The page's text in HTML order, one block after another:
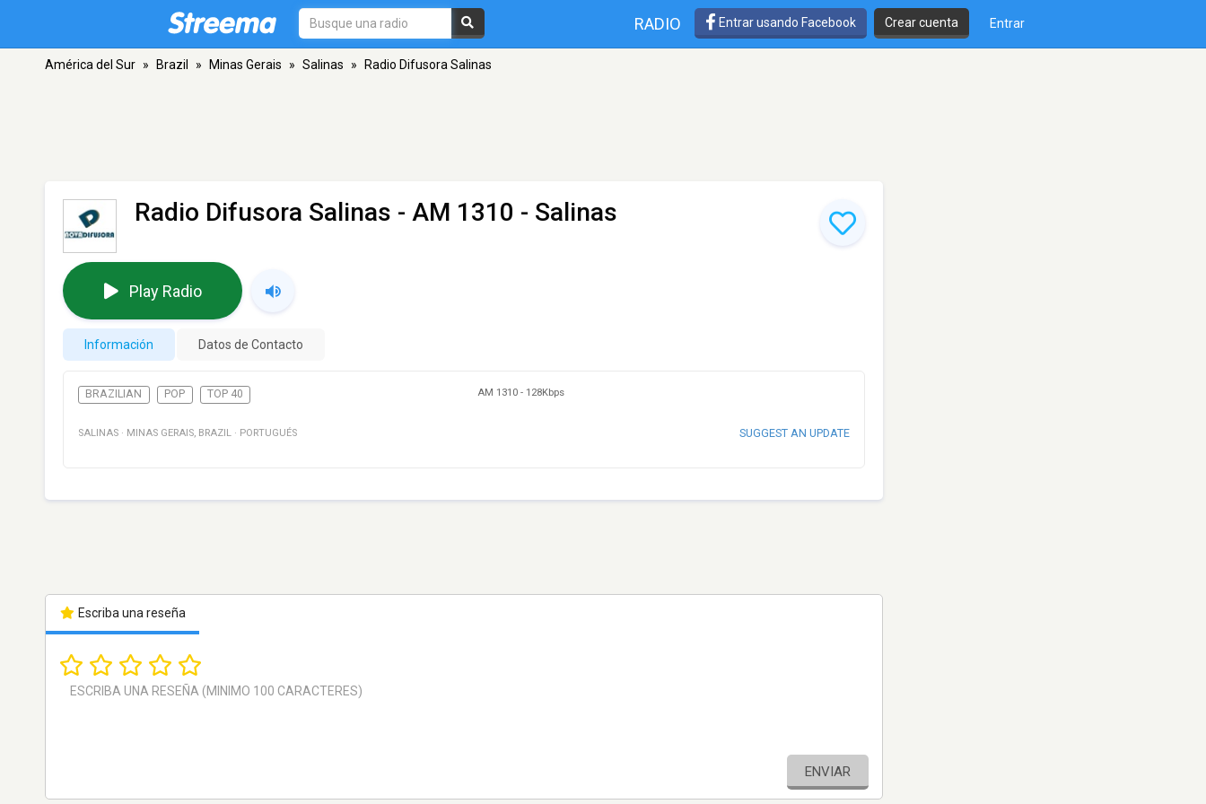
RADIO Entrar usando Facebook Crear cuenta Entrar
América del Sur » Brazil » Minas Gerais » Salinas » Radio Difusora Salinas
Radio Difusora Salinas - AM 1310 - Salinas
Play Radio
Información Datos de Contacto
BRAZILIAN POP TOP 40 AM 1310 - 128Kbps
SALINAS · MINAS GERAIS, BRAZIL · PORTUGUÉS SUGGEST AN UPDATE
Escriba una reseña
ENVIAR